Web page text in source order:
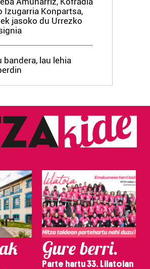
Izugarria Konpartsa,
jasoko du Urrezko
bandera, lau lehia
Gure berri.
Parte hartu 33. Lilatoian